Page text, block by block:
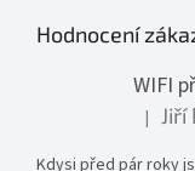
Hodnocení
WIFI
| Jiří
Kdysi před pár roky